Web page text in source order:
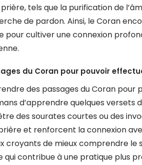
tels que la purification de
de pardon. Ainsi, le Coran
pour cultiver une connexion
du Coran pour pouvoir
des passages du Coran
d’apprendre quelques versets
des sourates courtes ou des
et renforcent la connexion
de mieux comprendre le
contribue à une pratique plus